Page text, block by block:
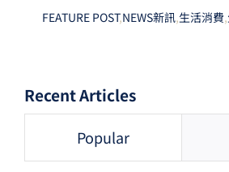
FEATURE POST,NEWS新訊,生活消費,
Recent Articles
Popular